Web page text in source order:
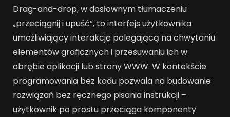
Drag-and-drop, w dosłownym tłumaczeniu
„przeciągnij i upuść”, to interfejs użytkownika
umożliwiający interakcję polegającą na chwytaniu
elementów graficznych i przesuwaniu ich w
obrębie aplikacji lub strony WWW. W kontekście
programowania bez kodu pozwala na budowanie
rozwiązań bez ręcznego pisania instrukcji –
użytkownik po prostu przeciąga komponenty